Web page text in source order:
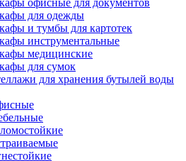
офисные для документов
для одежды
и тумбы для картотек
инструментальные
медицинские
для сумок
для хранения бутылей воды